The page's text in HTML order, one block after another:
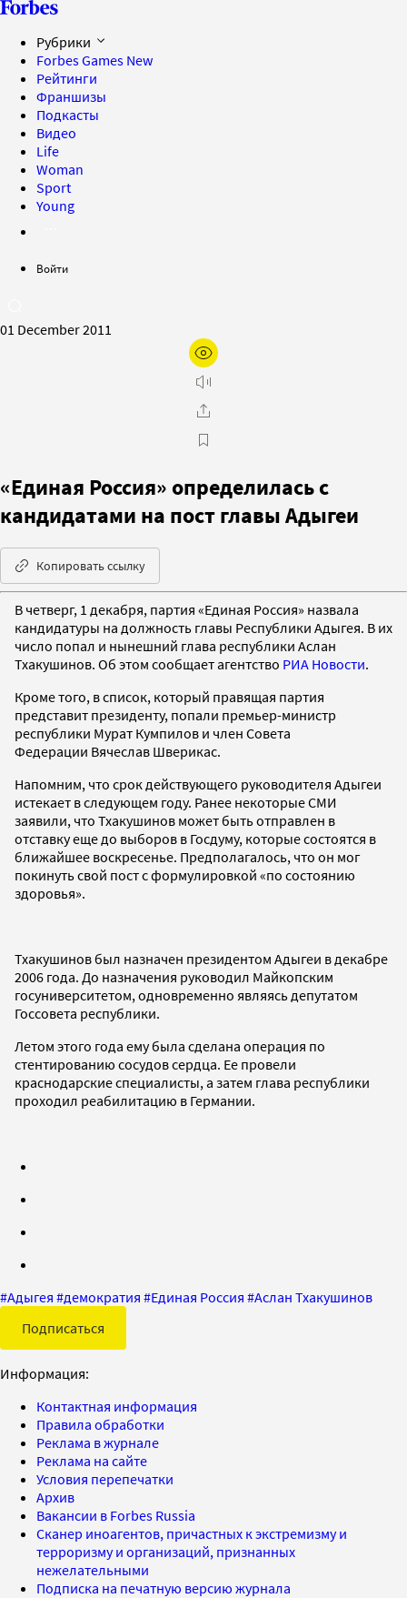
Рубрики
Forbes Games New
Рейтинги
Франшизы
Подкасты
Видео
Life
Woman
Sport
Young
Войти
01 December 2011
«Единая Россия» определилась с
кандидатами на пост главы Адыгеи
Копировать ссылку
В четверг, 1 декабря, партия «Единая Россия» назвала
кандидатуры на должность главы Республики Адыгея. В их
число попал и нынешний глава республики Аслан
Тхакушинов. Об этом сообщает агентство РИА Новости.
Кроме того, в список, который правящая партия
представит президенту, попали премьер-министр
республики Мурат Кумпилов и член Совета
Федерации Вячеслав Шверикас.
Напомним, что срок действующего руководителя Адыгеи
истекает в следующем году. Ранее некоторые СМИ
заявили, что Тхакушинов может быть отправлен в
отставку еще до выборов в Госдуму, которые состоятся в
ближайшее воскресенье. Предполагалось, что он мог
покинуть свой пост с формулировкой «по состоянию
здоровья».
Тхакушинов был назначен президентом Адыгеи в декабре
2006 года. До назначения руководил Майкопским
госуниверситетом, одновременно являясь депутатом
Госсовета республики.
Летом этого года ему была сделана операция по
стентированию сосудов сердца. Ее провели
краснодарские специалисты, а затем глава республики
проходил реабилитацию в Германии.
#Адыгея #демократия #Единая Россия #Аслан Тхакушинов
Подписаться
Информация:
Контактная информация
Правила обработки
Реклама в журнале
Реклама на сайте
Условия перепечатки
Архив
Вакансии в Forbes Russia
Сканер иноагентов, причастных к экстремизму и
терроризму и организаций, признанных
нежелательными
Подписка на печатную версию журнала